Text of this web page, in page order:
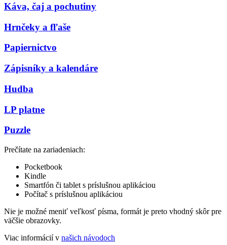
Káva, čaj a pochutiny
Hrnčeky a fľaše
Papiernictvo
Zápisníky a kalendáre
Hudba
LP platne
Puzzle
Prečítate na zariadeniach:
Pocketbook
Kindle
Smartfón či tablet s príslušnou aplikáciou
Počítač s príslušnou aplikáciou
Nie je možné meniť veľkosť písma, formát je preto vhodný skôr pre
väčšie obrazovky.
Viac informácií v našich návodoch